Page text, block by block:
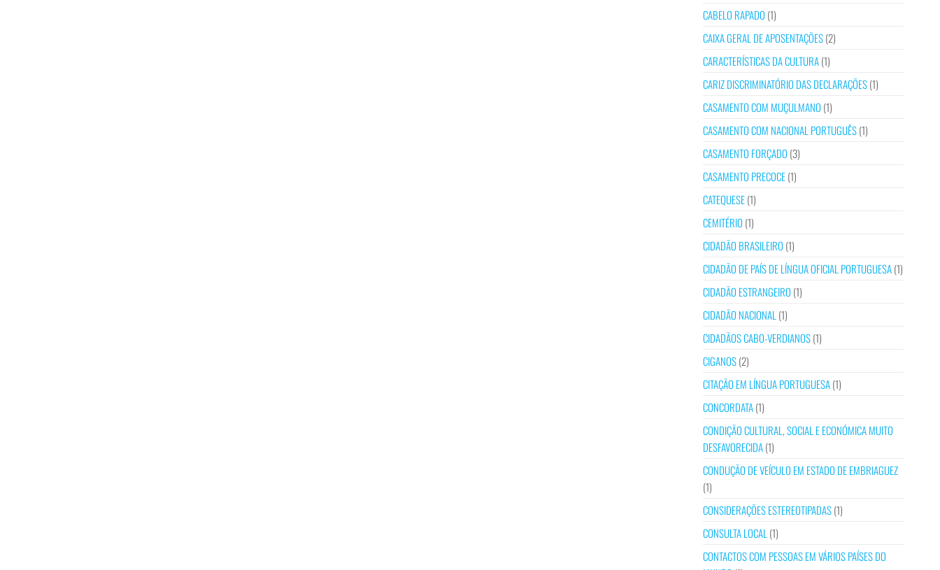
CABELO RAPADO (1)
CAIXA GERAL DE APOSENTAÇÕES(2)
CARACTERÍSTICAS DA CULTURA(1)
CARIZ DISCRIMINATÓRIO DAS DECLARAÇÕES(1)
CASAMENTO COM MUÇULMANO (1)
CASAMENTO COM NACIONAL PORTUGUÊS(1)
CASAMENTO FORÇADO (3)
CASAMENTO PRECOCE(1)
CATEQUESE(1)
CEMITÉRIO (1)
CIDADÃO BRASILEIRO (1)
CIDADÃO DE PAÍS DE LÍNGUA OFICIAL PORTUGUESA(1)
CIDADÃO ESTRANGEIRO (1)
CIDADÃO NACIONAL (1)
CIDADÃOS CABO-VERDIANOS(1)
CIGANOS(2)
CITAÇÃO EM LÍNGUA PORTUGUESA(1)
CONCORDATA(1)
CONDIÇÃO CULTURAL, SOCIAL E ECONÓMICA MUITO
DESFAVORECIDA(1)
CONDUÇÃO DE VEÍCULO EM ESTADO DE EMBRIAGUEZ
(1)
CONSIDERAÇÕES ESTEREOTIPADAS(1)
CONSULTA LOCAL (1)
CONTACTOS COM PESSOAS EM VÁRIOS PAÍSES DO